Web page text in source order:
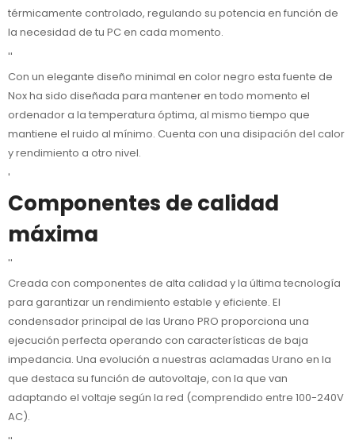
térmicamente controlado, regulando su potencia en función de
la necesidad de tu PC en cada momento.
''
Con un elegante diseño minimal en color negro esta fuente de
Nox ha sido diseñada para mantener en todo momento el
ordenador a la temperatura óptima, al mismo tiempo que
mantiene el ruido al mínimo. Cuenta con una disipación del calor
y rendimiento a otro nivel.
'
Componentes de calidad
máxima
''
Creada con componentes de alta calidad y la última tecnología
para garantizar un rendimiento estable y eficiente. El
condensador principal de las Urano PRO proporciona una
ejecución perfecta operando con características de baja
impedancia. Una evolución a nuestras aclamadas Urano en la
que destaca su función de autovoltaje, con la que van
adaptando el voltaje según la red (comprendido entre 100-240V
AC).